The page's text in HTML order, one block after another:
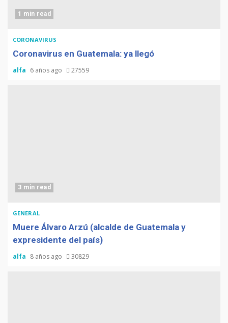
1 min read
CORONAVIRUS
Coronavirus en Guatemala: ya llegó
alfa 6 años ago 27559
3 min read
GENERAL
Muere Álvaro Arzú (alcalde de Guatemala y
expresidente del país)
alfa 8 años ago 30829